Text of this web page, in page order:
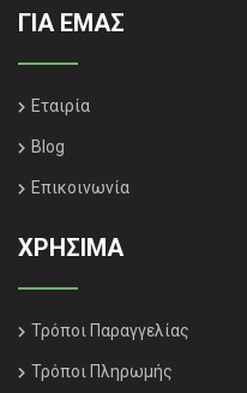
ΓΙΑ ΕΜΑΣ
Εταιρία
Blog
Επικοινωνία
ΧΡΗΣΙΜΑ
Τρόποι Παραγγελίας
Τρόποι Πληρωμής